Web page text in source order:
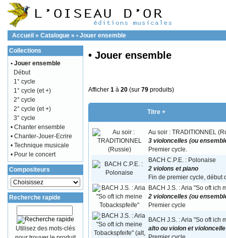
Accueil » Catalogue » • Jouer ensemble
• Jouer ensemble
Afficher 1 à 20 (sur 79 produits)
Titre +
Au soir : TRADITIONNEL
3 violoncelles (ou
Premier cycle.
BACH C.P.E. : Polonaise
2 violons et piano
Fin de premier cycle, début
BACH J.S. : Aria "So oft ich
2 violoncelles (ou
Premier cycle
BACH J.S. : Aria "So oft ich
alto ou violon et
Collections
• Jouer ensemble
Début
1° cycle
1° cycle (et +)
2° cycle
2° cycle (et +)
3° cycle
• Chanter ensemble
• Chanter-Jouer-Ecrire
• Technique musicale
• Pour le concert
Compositeurs
Recherche rapide
Utilisez des mots-clés